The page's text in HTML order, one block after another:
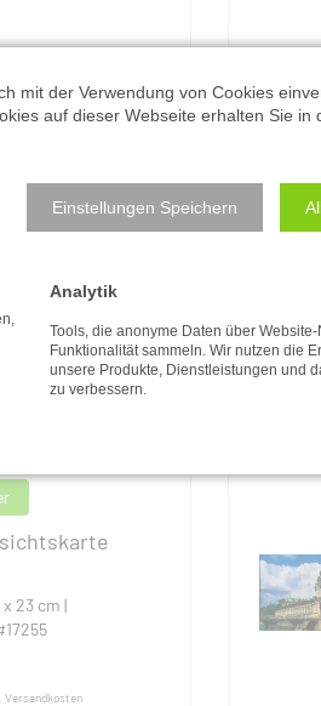
x 23 cm |
Versandkosten
23 cm |
Versandkosten
mit der Verwendung von Cookies
auf dieser Webseite erhalten Sie in
Einstellungen Speichern
Analytik
Tools, die anonyme Daten über
Funktionalität sammeln. Wir nutzen die
unsere Produkte, Dienstleistungen und
zu verbessern.